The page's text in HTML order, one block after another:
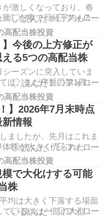
激しくなっており、春
した事で日経平均も7万
AI・半導体株が急落し
たバリュー株が上昇に転
りません。ただ、この辺
強い時に訪れる循環物
高配当株投資
】今後の上方修正が
える5つの高配当株
ーズンに突入していま
は、まだ序盤の第1四半
は折り返しの第2四半期
中東情勢の先行きは不透
期予測の上方修正を発表
います。ただ、今年春
高配当株投資
】2026年7月末時点
情報
ましたが、先月はこれま
株が大きく売られた事
多かったですが、逆に
た事で、個人的な含み益
大きく増えた1ヶ月とな
一部の大型株の動きが
高配当株投資
で大化けする可能
株
均は大きく下落する場面
いるのは一部の大型株